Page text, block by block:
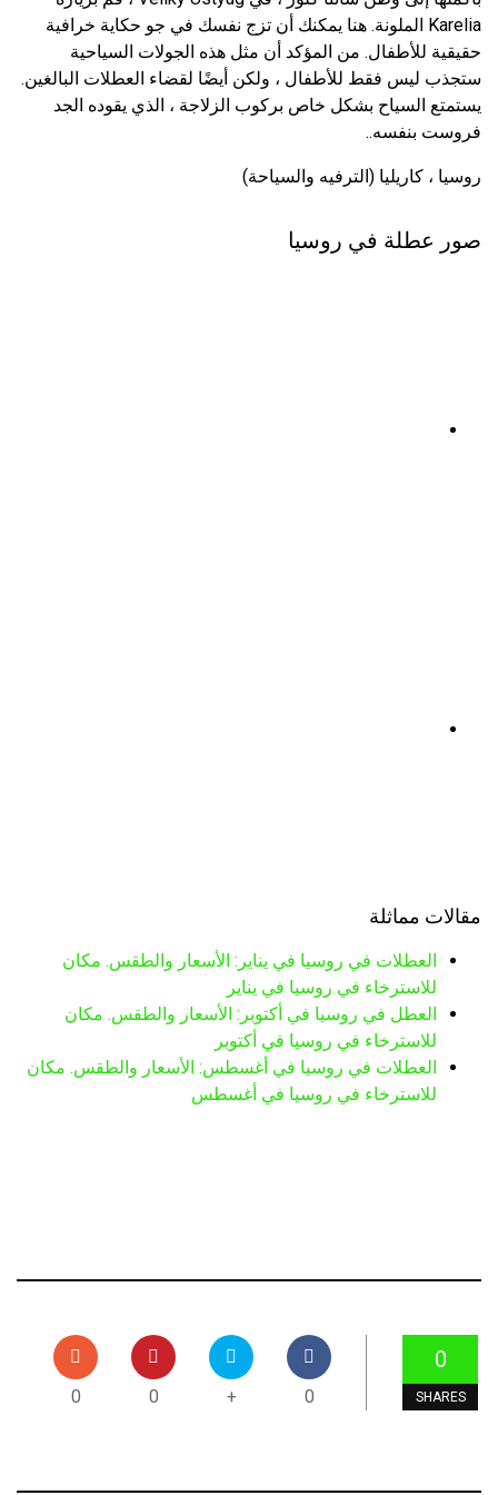
Karelia الملونة. هنا يمكنك أن تزج نفسك في جو حكاية خرافية
حقيقية للأطفال. من المؤكد أن مثل هذه الجولات السياحية
ستجذب ليس فقط للأطفال ، ولكن أيضًا لقضاء العطلات البالغين.
يستمتع السياح بشكل خاص بركوب الزلاجة ، الذي يقوده الجد
فروست بنفسه..
روسيا ، كاريليا (الترفيه والسياحة)
صور عطلة في روسيا
مقالات مماثلة
العطلات في روسيا في يناير: الأسعار والطقس. مكان
للاسترخاء في روسيا في يناير
العطل في روسيا في أكتوبر: الأسعار والطقس. مكان
للاسترخاء في روسيا في أكتوبر
العطلات في روسيا في أغسطس: الأسعار والطقس. مكان
للاسترخاء في روسيا في أغسطس
0
SHARES
0
+
0
0